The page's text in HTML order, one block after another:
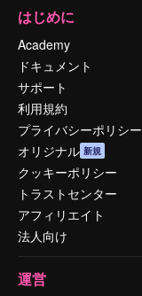
はじめに
Academy
ドキュメント
サポート
利用規約
プライバシーポリシー
オリジナル 新規
クッキーポリシー
トラストセンター
アフィリエイト
法人向け
運営